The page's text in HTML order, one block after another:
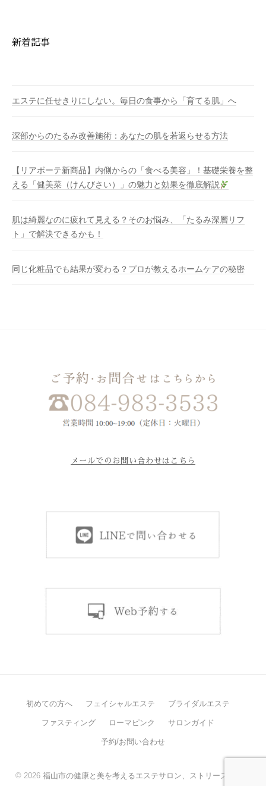
新着記事
エステに任せきりにしない。毎日の食事から「育てる肌」へ
深部からのたるみ改善施術：あなたの肌を若返らせる方法
【リアボーテ新商品】内側からの「食べる美容」！基礎栄養を整
える「健美菜（けんびさい）」の魅力と効果を徹底解説
肌は綺麗なのに疲れて見える？そのお悩み、「たるみ深層リフ
ト」で解決できるかも！
同じ化粧品でも結果が変わる？プロが教えるホームケアの秘密
メールでのお問い合わせはこちら
初めての方へ フェイシャルエステ ブライダルエステ
ファスティング ローマピンク サロンガイド
予約/お問い合わせ
© 2026 福山市の健康と美を考えるエステサロン、ストリーズケア。